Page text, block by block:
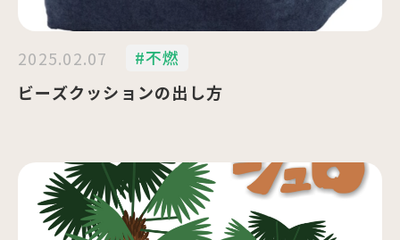
2025.02.07
#不燃
ビーズクッションの出し方